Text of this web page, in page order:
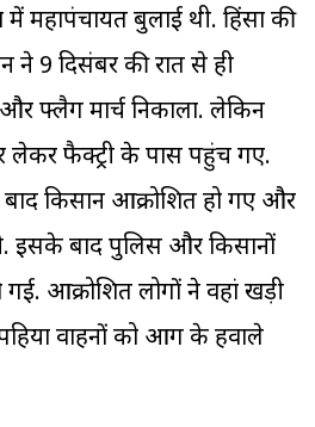
में महापंचायत बुलाई थी. हिंसा की
9 दिसंबर की रात से ही
फ्लैग मार्च निकाला. लेकिन
लेकर फैक्ट्री के पास पहुंच गए.
किसान आक्रोशित हो गए और
इसके बाद पुलिस और किसानों
आक्रोशित लोगों ने वहां खड़ी
वाहनों को आग के हवाले